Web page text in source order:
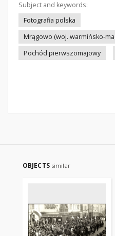
Subject and keywords:
Fotografia polska
Mrągowo (woj. warmińsko-
Pochód pierwszomajowy
OBJECTS similar